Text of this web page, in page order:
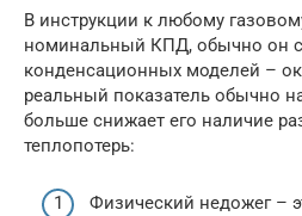
В инструкции к любому
номинальный КПД, обычно он
конденсационных моделей –
реальный показатель обычно
больше снижает его наличие
теплопотерь:
Физический недожег –